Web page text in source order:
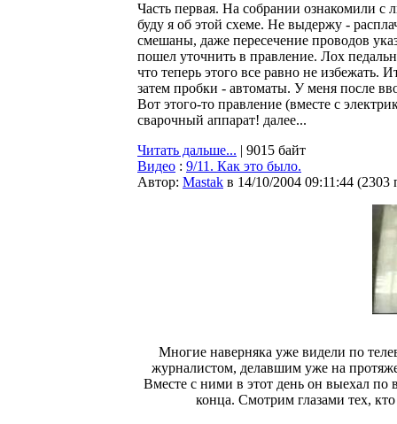
Часть первая. На собрании ознакомили с
буду я об этой схеме. Не выдержу -
смешаны, даже пересечение проводов
пошел уточнить в правление. Лох
что теперь этого все равно не избежать.
затем пробки - автоматы. У меня после
Вот этого-то правление (вместе с
сварочный аппарат! далее...
Читать дальше... | 9015 байт
Видео : 9/11. Как это было.
Автор: Мastak в 14/10/2004 09:11:44 (2303
Многие наверняка уже видели по
журналистом, делавшим уже на
Вместе с ними в этот день он выехал по
конца. Смотрим глазами тех,